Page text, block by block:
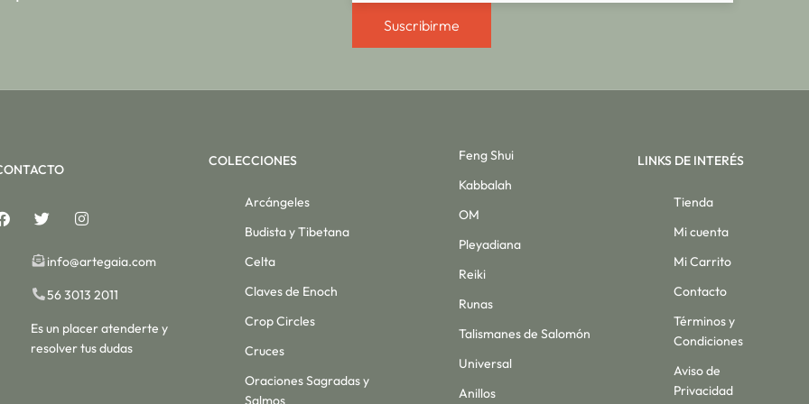
Suscribirme
info@artegaia.com
56 3013 2011
Es un placer atenderte y
resolver tus dudas
COLECCIONES
Arcángeles
Budista y Tibetana
Celta
Claves de Enoch
Crop Circles
Cruces
Oraciones Sagradas y
Salmos
Feng Shui
Kabbalah
OM
Pleyadiana
Reiki
Runas
Talismanes de Salomón
Universal
Anillos
LINKS DE INTERÉS
Tienda
Mi cuenta
Mi Carrito
Contacto
Términos y
Condiciones
Aviso de
Privacidad